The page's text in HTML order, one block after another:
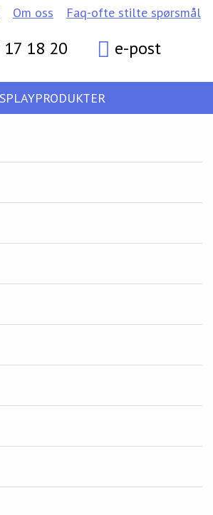
17 18 20 e-post
Om oss Faq-ofte stilte spørsmål